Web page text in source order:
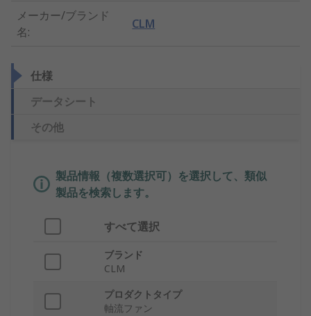
メーカー/ブランド
名:
CLM
仕様
データシート
その他
製品情報（複数選択可）を選択して、類似
製品を検索します。
すべて選択
ブランド
CLM
プロダクトタイプ
軸流ファン